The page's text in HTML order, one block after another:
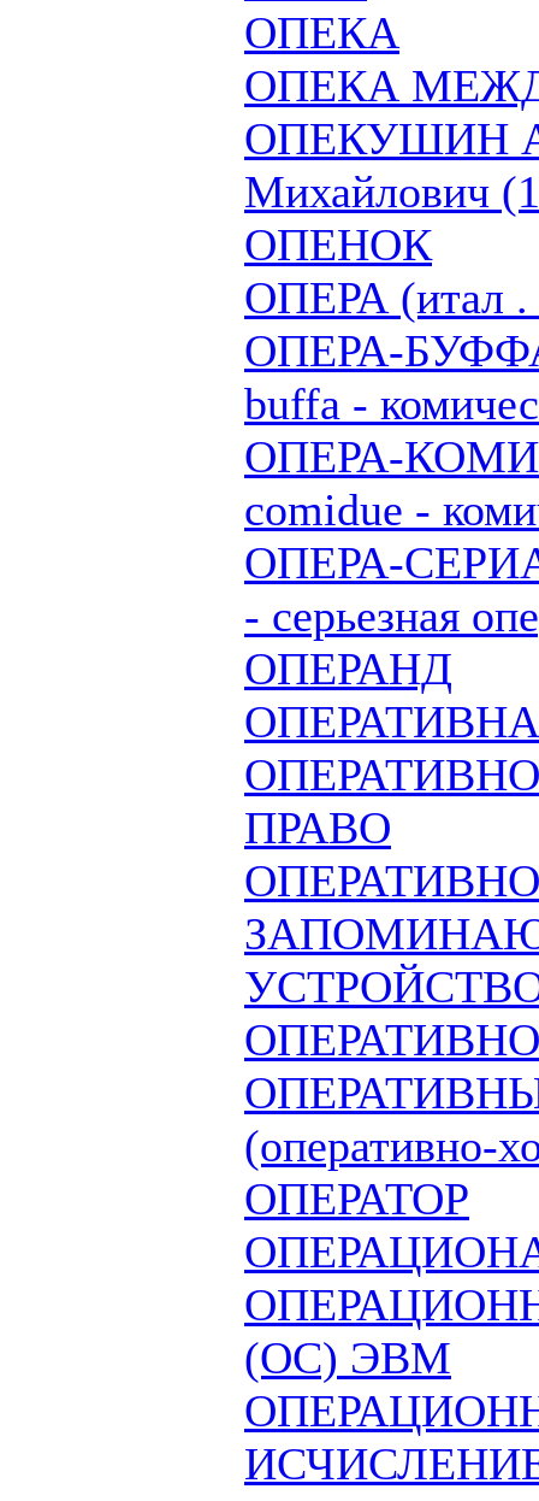
ОПЕКА
ОПЕКА
ОПЕКУШИН
Михайлович
ОПЕНОК
ОПЕРА (итал .
ОПЕРА-БУФФА
buffa -
ОПЕРА-
comidue -
ОПЕРА-СЕРИА
- серьезная
ОПЕРАНД
ПРАВО
(оперативно-
ОПЕРАТОР
(ОС) ЭВМ